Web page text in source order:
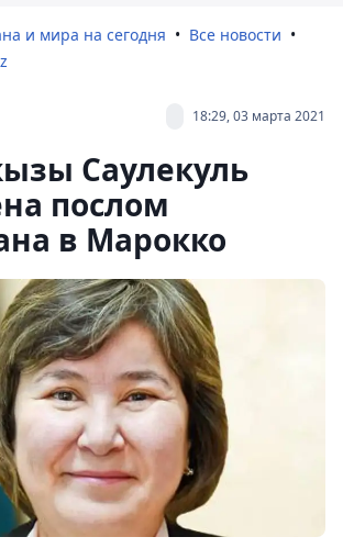
и мира на сегодня
Все новости
18:29, 03 марта 2021
Саулекуль
послом
в Марокко